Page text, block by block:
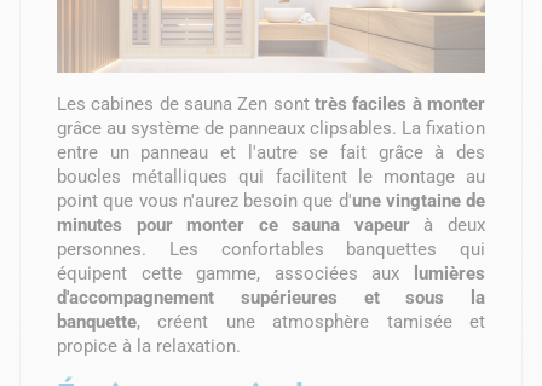
Les cabines de sauna Zen sont très faciles à monter
grâce au système de panneaux clipsables. La fixation
entre un panneau et l'autre se fait grâce à des
boucles métalliques qui facilitent le montage au
point que vous n'aurez besoin que d'une vingtaine de
minutes pour monter ce sauna vapeurà deux
personnes. Les confortables banquettes qui
équipent cette gamme, associées aux
lumières
d'accompagnement supérieures et sous la
banquette, créent une atmosphère tamisée et
propice à la relaxation.